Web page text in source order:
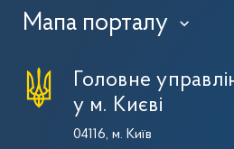
Мапа порталу ›
Головне
у м. Києві
04116, м. Київ